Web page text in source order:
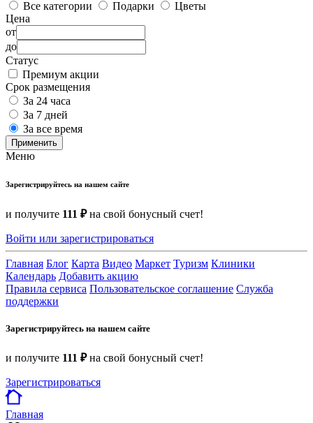
Все категории
Подарки
Цветы
Цена
от
до
Статус
Премиум акции
Срок размещения
За 24 часа
За 7 дней
За все время
Применить
Меню
Зарегистрируйтесь на нашем сайте
и получите 111 ₽на свой бонусный счет!
Войти или зарегистрироваться
Главная Блог Карта Видео Маркет Туризм Клиники
Календарь Добавить акцию
Правила сервиса Пользовательское соглашение Служба
поддержки
Зарегистрируйтесь на нашем сайте
и получите 111 ₽на свой бонусный счет!
Зарегистрироваться
Главная